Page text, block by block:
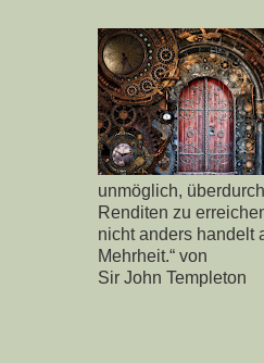
unmöglich,
Renditen zu
nicht anders handelt
Mehrheit.“ von
Sir John Templeton